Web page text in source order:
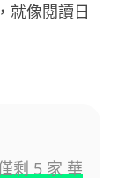
就像閱讀日
剩 5 家 華